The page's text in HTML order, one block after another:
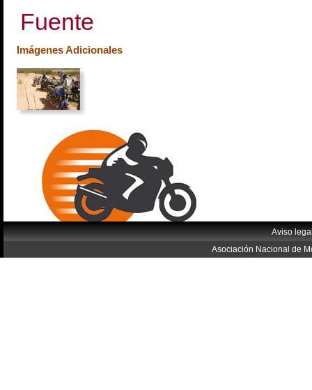
Fuente
Imágenes Adicionales
Aviso
Asociación Nacional de